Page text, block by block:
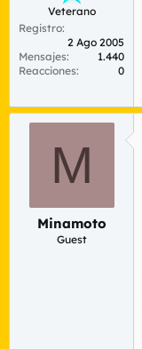
Veterano
Registro
2 Ago 2005
Mensajes
1.440
Reacciones
0
M
Minamoto
Guest